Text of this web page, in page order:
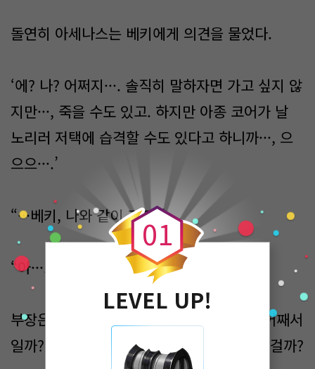
돌연히 아세나스는 베키에게 의견을 물었다.
‘에? 나? 어쩌지···. 솔직히 말하자면 가고 싶지 않
지만···, 죽을 수도 있고. 하지만 아종 코어가 날
노리러 저택에 습격할 수도 있다고 하니까···, 으
으으···.’
“···베키, 나와 같이 가자.”
“아···.”
부장은 기필코 베키를 데려갈 생각이었다. 어째서
일까? 왜 그렇게까지 베키를 데려가려 하는 걸까?
0
0
1
LEVEL UP!